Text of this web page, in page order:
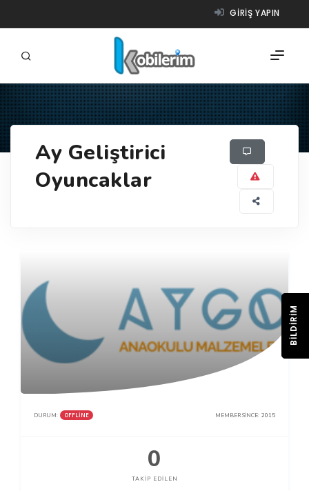
GIRIŞ YAPIN
ÜRÜNLER
NASIL ÇALIŞIR?
Ay Geliştirici
Oyuncaklar
DURUM: OFFLINE MEMBER SINCE: 2015
0
TAKIP EDILEN
BILDIRIM